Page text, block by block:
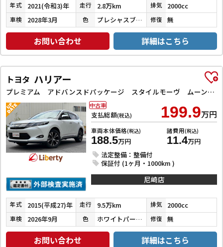
年式 2021(令和3)年 走行 2.8万km 排気 2000cc
車検 2028年3月 色 プレシャスブラックパール 修復 無
お問い合わせ 詳細はこちら
トヨタ ハリアー
プレミアム アドバンスドパッケージ スタイルモーヴ ムーンルーフ トヨタセーフティセンス 純正JBLナビ TV Bluetooth対応 パノラミックビューモニター クルーズコントロール パワーバックドア LEDヘッドライト 純正アルミホイール
支払総額(税込) 199.9万円
車両本体価格(税込)
188.5万円
諸費用(税込)
11.4万円
法定整備：整備付
保証付 (1ヶ月・1000km )
中古車
尼崎店
年式 2015(平成27)年 走行 9.5万km 排気 2000cc
車検 2026年9月 色 ホワイトパールクリスタルシャイン 修復 無
お問い合わせ 詳細はこちら